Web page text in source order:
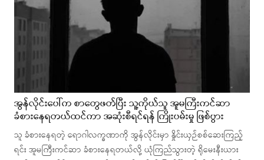
အွန်လိုင်းပေါ်က စာတွေဖတ်ပြီး သူ့ကိုယ်သူ အူမကြီးကင်ဆာ
ခံစားနေရတယ်ထင်ကာ အဆုံးစီရင်ရန် ကြိုးပမ်းမှု ဖြစ်ပွား
သူ ခံစားနေရတဲ့ ရောဂါလက္ခဏာကို အွန်လိုင်းမှာ နှိုင်းယှဉ်စစ်ဆေးကြည့်
ရင်း အူမကြီးကင်ဆာ ခံစားနေရတယ်လို့ ယုံကြည်သွားတဲ့ ရိုမေးနီးယား